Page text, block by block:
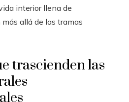
interior llena de
allá de las tramas
trascienden las